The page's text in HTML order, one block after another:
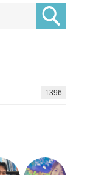
1574